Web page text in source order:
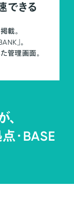
できる
載。
」。
た管理画面。
・BASE